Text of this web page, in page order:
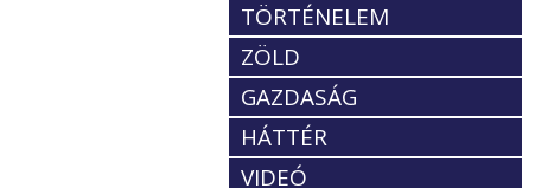
TÖRTÉNELEM
ZÖLD
GAZDASÁG
HÁTTÉR
VIDEÓ